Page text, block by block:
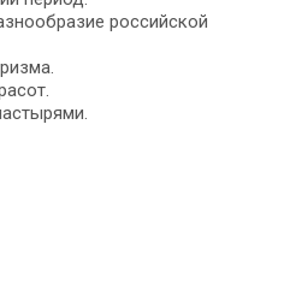
российской